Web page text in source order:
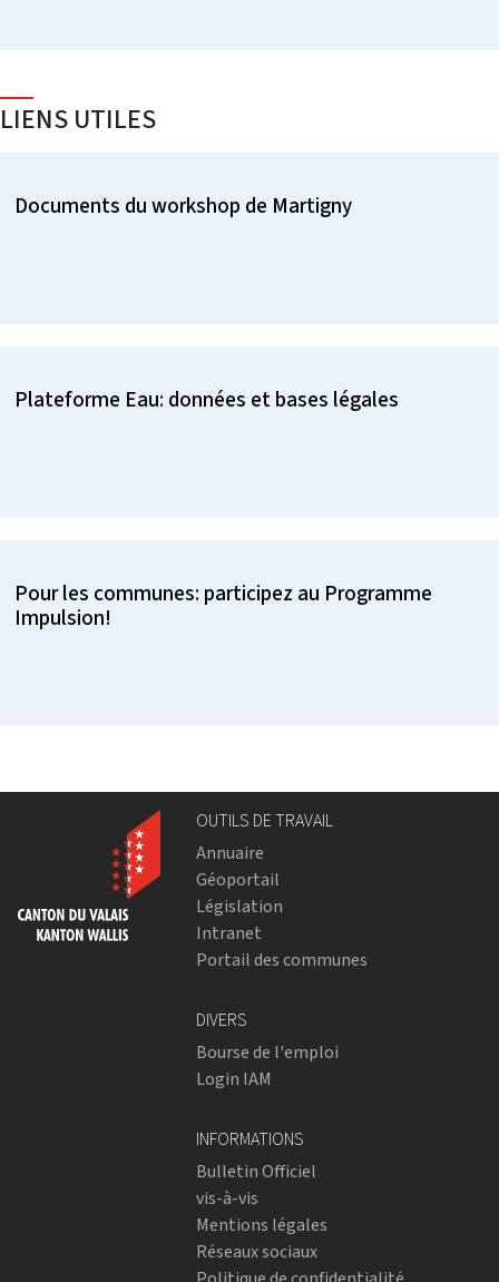
LIENS UTILES
Documents du workshop de Martigny
Plateforme Eau: données et bases légales
Pour les communes: participez au Programme
Impulsion!
OUTILS DE TRAVAIL
Annuaire
Géoportail
Législation
Intranet
Portail des communes
DIVERS
Bourse de l'emploi
Login IAM
INFORMATIONS
Bulletin Officiel
vis-à-vis
Mentions légales
Réseaux sociaux